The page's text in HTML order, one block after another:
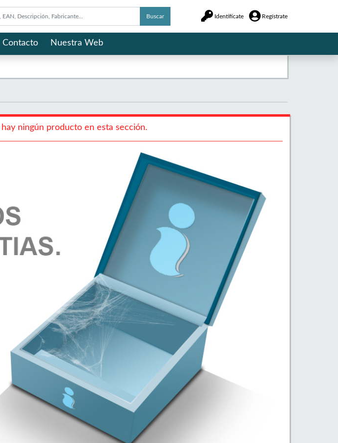
Buscar Identifícate Regístrate
Contacto Nuestra Web
hay ningún producto en esta sección.